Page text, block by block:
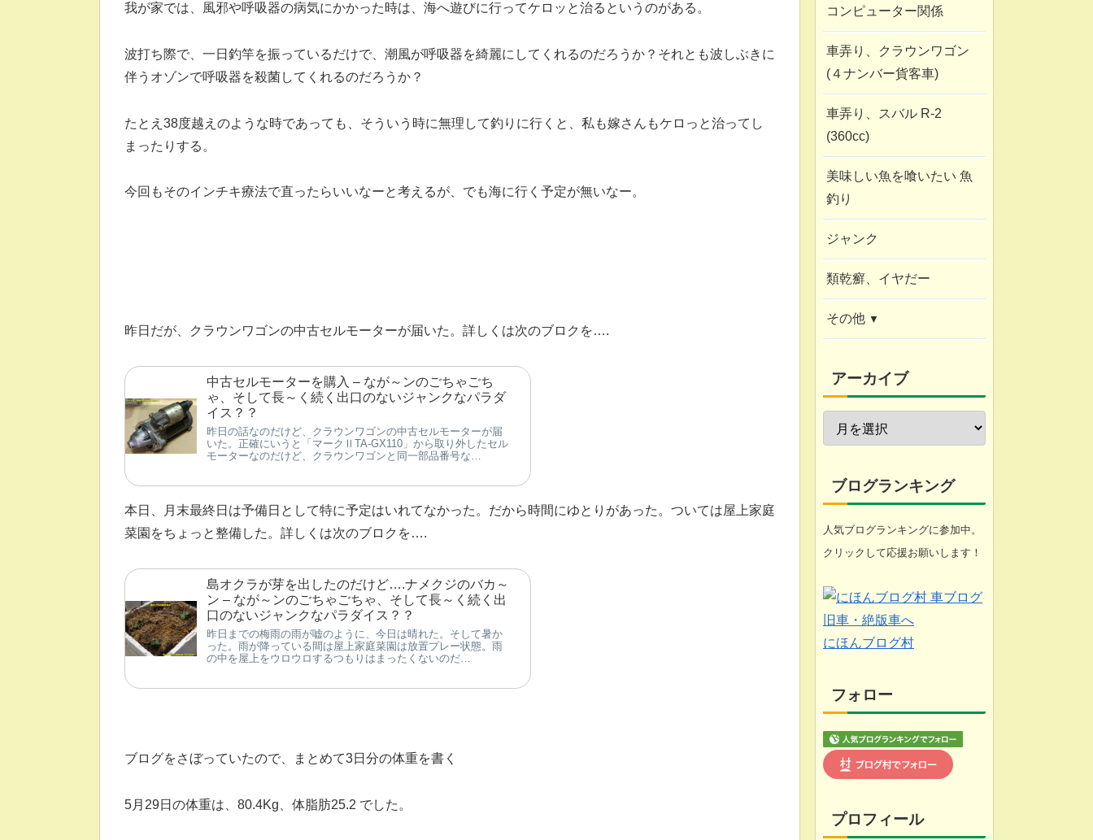
我が家では、風邪や呼吸器の病気にかかった時は、海へ遊びに行ってケロッと治るというのがある。
波打ち際で、一日釣竿を振っているだけで、潮風が呼吸器を綺麗にしてくれるのだろうか？それとも波しぶきに
伴うオゾンで呼吸器を殺菌してくれるのだろうか？
たとえ38度越えのような時であっても、そういう時に無理して釣りに行くと、私も嫁さんもケロっと治ってし
まったりする。
今回もそのインチキ療法で直ったらいいなーと考えるが、でも海に行く予定が無いなー。
昨日だが、クラウンワゴンの中古セルモーターが届いた。詳しくは次のブロクを….
中古セルモーターを購入 – なが～ンのごちゃごち
ゃ、そして長～く続く出口のないジャンクなパラダ
イス？？
昨日の話なのだけど、クラウンワゴンの中古セルモーターが届
いた。正確にいうと「マークⅡTA-GX110」から取り外したセル
モーターなのだけど、クラウンワゴンと同一部品番号な…
本日、月末最終日は予備日として特に予定はいれてなかった。だから時間にゆとりがあった。ついては屋上家庭
菜園をちょっと整備した。詳しくは次のブロクを….
島オクラが芽を出したのだけど….ナメクジのバカ～
ン – なが～ンのごちゃごちゃ、そして長～く続く出
口のないジャンクなパラダイス？？
昨日までの梅雨の雨が嘘のように、今日は晴れた。そして暑か
った。雨が降っている間は屋上家庭菜園は放置プレー状態。雨
の中を屋上をウロウロするつもりはまったくないのだ…
ブログをさぼっていたので、まとめて3日分の体重を書く
5月29日の体重は、80.4Kg、体脂肪25.2 でした。
コンピューター関係
車弄り、クラウンワゴン
(４ナンバー貨客車)
車弄り、スバル R-2
(360cc)
美味しい魚を喰いたい 魚
釣り
ジャンク
類乾癬、イヤだー
その他
近況報告
自転車修理
家庭菜園
ブログ
悩み
化石 (gooのスマホ)
アーカイブ
ブログランキング
人気ブログランキングに参加中。
クリックして応援お願いします！
にほんブログ村
フォロー
プロフィール